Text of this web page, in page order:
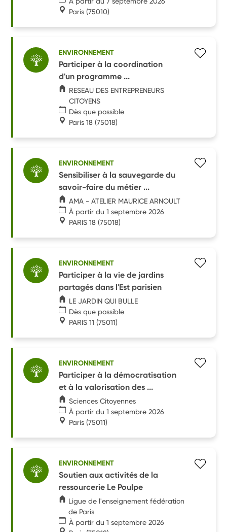
Paris (75010)
ENVIRONNEMENT
Participer à la coordination
d'un programme ...
RESEAU DES ENTREPRENEURS
CITOYENS
Dès que possible
Paris 18 (75018)
ENVIRONNEMENT
Sensibiliser à la sauvegarde du
savoir-faire du métier ...
AMA - ATELIER MAURICE ARNOULT
À partir du 1 septembre 2026
PARIS 18 (75018)
ENVIRONNEMENT
Participer à la vie de jardins
partagés dans l'Est parisien
LE JARDIN QUI BULLE
Dès que possible
PARIS 11 (75011)
ENVIRONNEMENT
Participer à la démocratisation
et à la valorisation des ...
Sciences Citoyennes
À partir du 1 septembre 2026
Paris (75011)
ENVIRONNEMENT
Soutien aux activités de la
ressourcerie Le Poulpe
Ligue de l'enseignement fédération
de Paris
À partir du 1 septembre 2026